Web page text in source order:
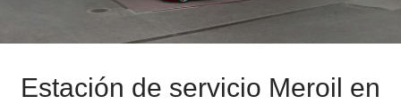
Estación de servicio Meroil en